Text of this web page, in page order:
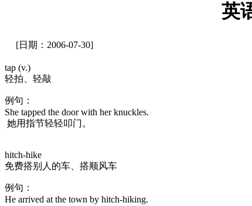
英
[日期：2006-07-30]
tap (v.)
轻拍、轻敲
例句：
She tapped the door with her knuckles.
她用指节轻轻叩门。
hitch-hike
免费搭别人的车、搭顺风车
例句：
He arrived at the town by hitch-hiking.